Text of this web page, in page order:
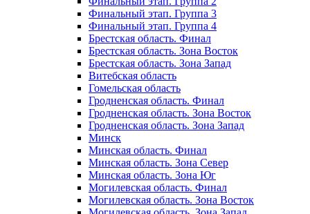
Финальный этап. Группа 3
Финальный этап. Группа 4
Брестская область. Финал
Брестская область. Зона Восток
Брестская область. Зона Запад
Витебская область
Гомельская область
Гродненская область. Финал
Гродненская область. Зона Восток
Гродненская область. Зона Запад
Минск
Минская область. Финал
Минская область. Зона Север
Минская область. Зона Юг
Могилевская область. Финал
Могилевская область. Зона Восток